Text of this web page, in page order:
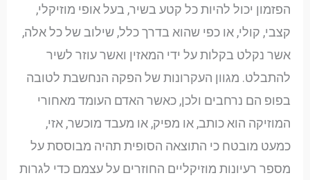
הפזמון יכול להיות כל קטע בשיר, בעל אופי מוזיקלי,
קצבי, קולי, או כפי שהוא בדרך כלל, שילוב של כל אלה,
אשר נקלט בקלות על ידי המאזין ואשר עוזר לשיר
להתבלט. מגוון העקרונות של הפקה הנחשבת לטובה
בפופ הם נרחבים ולכן, כאשר האדם העומד מאחורי
המוזיקה הוא כותב, או מפיק, או מעבד מוכשר, אזי,
כמעט מובטח כי התוצאה הסופית תהיה מבוססת על
מספר רעיונות מוזיקליים החוזרים על עצמם כדי לגרות